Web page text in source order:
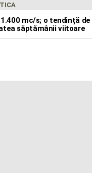
mc/s; o tendință de
săptămânii viitoare